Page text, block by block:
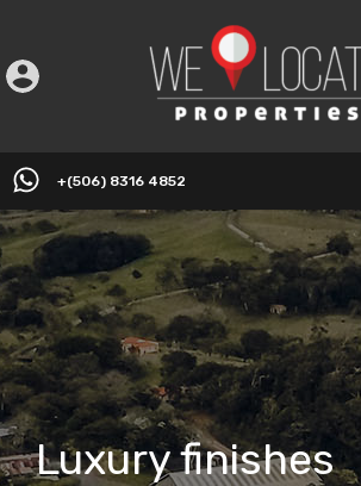
+(506) 8316 4852
Luxury finishes